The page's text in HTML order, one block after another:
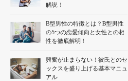
解説！
B型男性の特徴とは？B型男性
の5つの恋愛傾向と女性との相
性を徹底解明！
興奮が止まらない！彼氏とのセ
ックスを盛り上げる基本マニュ
アル